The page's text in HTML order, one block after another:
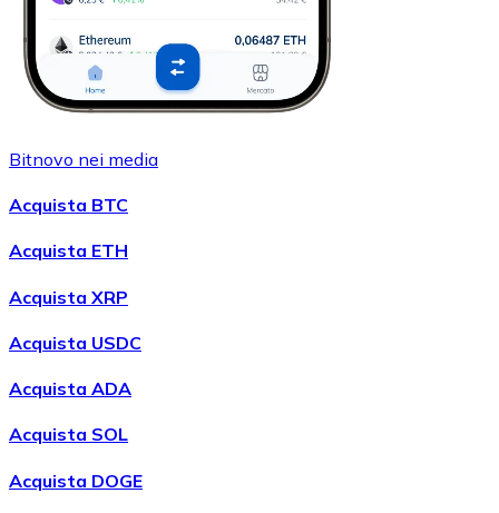
Bitnovo nei media
Acquista BTC
Acquista ETH
Acquista XRP
Acquista USDC
Acquista ADA
Acquista SOL
Acquista DOGE